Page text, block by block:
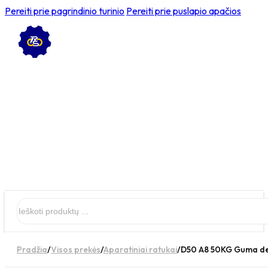
Pereiti prie pagrindinio turinio Pereiti prie puslapio apačios
Pradžia/Visos prekės/Aparatiniai ratukai/D50 A8 50KG Guma